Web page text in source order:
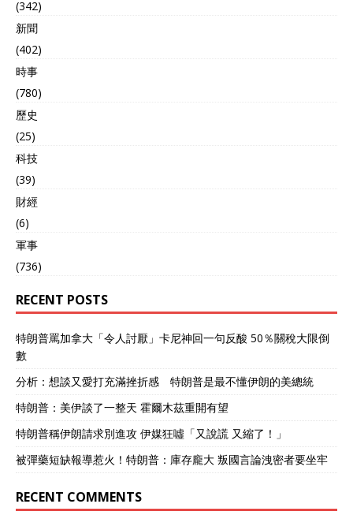
配合，结果在最新的美方关
税公告里，汽车依然被征
27.5%的关税，并没有兑现
诺。 日本政府抗议，美方只
是敷衍一句“还要再研究”，
等于让日本在全球面前下不
来台。 而现在，中国的反倾
销措施，又让日方产业链感
到压力——对中日韩三方来
说，这种摩擦会影响农业、
化工等多领域合作。
03、“杀鸡儆猴”的意味 那
么，为什么是加拿大和日
要盟友，又都在对华经贸中
扮演特殊角色。 此前为了让
中国的电车、钢铁都征收了
歧视性关税，而日本不仅承
诺帮助美国摆脱对华依赖，
更是扩大进口美国的天然
气，间接削弱了中国反制美
国的作用。 对这两个国家出
手，信号最清楚——不管你
和美国是什么关系，只要损
害中国利益，就要付出代
价。 对其他国家来说，这就
是赤裸裸的“杀鸡儆猴”： 想
利用对华施压换取美国好
无条件替美国站台？看看日
(342)
新聞
(402)
時事
(780)
歷史
(25)
科技
(39)
財經
(6)
軍事
(736)
RECENT POSTS
特朗普罵加拿大「令人討厭」卡尼神回一句反酸 50％關稅大限倒
數
分析：想談又愛打充滿挫折感 特朗普是最不懂伊朗的美總統
特朗普：美伊談了一整天 霍爾木茲重開有望
特朗普稱伊朗請求別進攻 伊媒狂噓「又說謊 又縮了！」
被彈藥短缺報導惹火！特朗普：庫存龐大 叛國言論洩密者要坐牢
RECENT COMMENTS